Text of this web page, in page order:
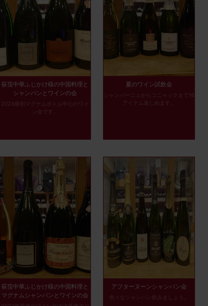
荻窪中華ふじかけ様の中国料理と
シャンパンとワインの会
2024最初マグナムボトル中心のワイ
ン会です。
夏のワイン試飲会
シャンパーニュからコニャックまで16
アイテム楽しめます。
荻窪中華ふじかけ様の中国料理と
マグナムシャンパンとワインの会
アフターヌーンシャンパン会
色々なシャンパン飲みましょう。